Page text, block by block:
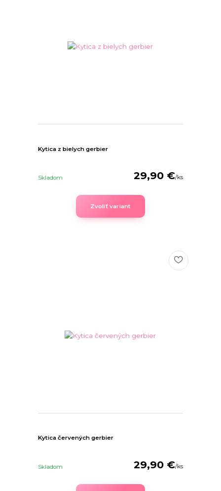
Kytica z bielych gerbier
29,90 €/ks
Skladom
Zvoliť variant
Kytica červených gerbier
29,90 €/ks
Skladom